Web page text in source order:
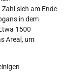
sich am Ende
in dem
1500
Areal, um